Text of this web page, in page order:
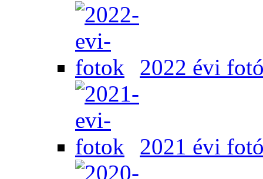
2022 évi
2021 évi